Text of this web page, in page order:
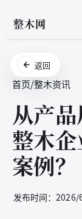
整木网
返回
首页/整木资讯
从产品
整木
案例？
发布时间：2026/